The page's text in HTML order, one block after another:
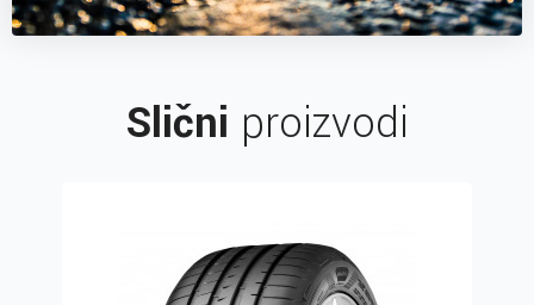
Slični proizvodi